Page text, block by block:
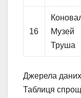
16
Музей
Труша
Джерела
Таблиця